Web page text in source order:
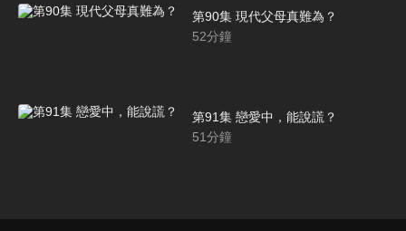
第90集 現代父母真難為？
52分鐘
第91集 戀愛中，能說謊？
51分鐘